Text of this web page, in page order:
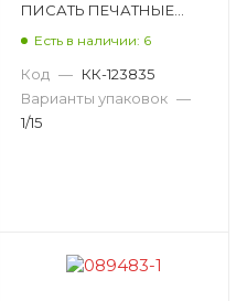
ПИСАТЬ ПЕЧАТНЫЕ
ЗАДАНИЙ ДЛЯ
ДОШКОЛЬНИКОВ
6648а
Есть в наличии: 6
Код — КК-123835
Варианты упаковок —
1/15